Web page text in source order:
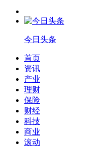
今日头条
首页
资讯
产业
理财
保险
财经
科技
商业
滚动